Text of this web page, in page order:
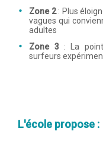
Zone 2: Plus
vagues qui
adultes
Zone 3: La
surfeurs
L'école propose :